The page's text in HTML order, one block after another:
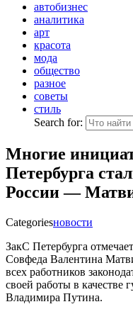
автобизнес
аналитика
арт
красота
мода
общество
разное
советы
стиль
Search for:
Многие
Петербурга
России —
Categoriesновости
ЗакС Петербурга
Совфеда Валентина
всех работников
своей работы в качестве
Владимира Путина.